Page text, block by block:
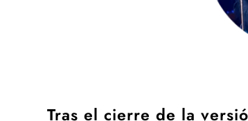
Tras el cierre de la